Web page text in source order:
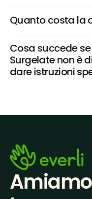
Quanto costa la
Cosa succede se
Surgelate non è
dare istruzioni